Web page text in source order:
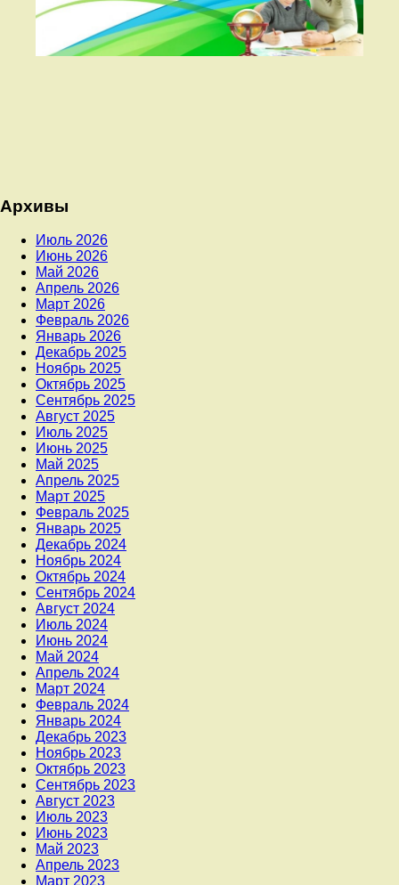
Архивы
Июль 2026
Июнь 2026
Май 2026
Апрель 2026
Март 2026
Февраль 2026
Январь 2026
Декабрь 2025
Ноябрь 2025
Октябрь 2025
Сентябрь 2025
Август 2025
Июль 2025
Июнь 2025
Май 2025
Апрель 2025
Март 2025
Февраль 2025
Январь 2025
Декабрь 2024
Ноябрь 2024
Октябрь 2024
Сентябрь 2024
Август 2024
Июль 2024
Июнь 2024
Май 2024
Апрель 2024
Март 2024
Февраль 2024
Январь 2024
Декабрь 2023
Ноябрь 2023
Октябрь 2023
Сентябрь 2023
Август 2023
Июль 2023
Июнь 2023
Май 2023
Апрель 2023
Март 2023